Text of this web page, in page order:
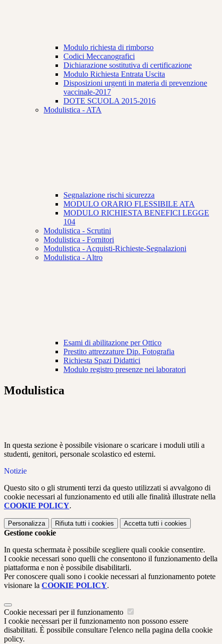
Modulo richiesta di rimborso
Codici Meccanografici
Dichiarazione sostitutiva di certificazione
Modulo Richiesta Entrata Uscita
Disposizioni urgenti in materia di prevenzione
vaccinale-2017
DOTE SCUOLA 2015-2016
Modulistica - ATA
Segnalazione rischi sicurezza
MODULO ORARIO FLESSIBILE ATA
MODULO RICHIESTA BENEFICI LEGGE
104
Modulistica - Scrutini
Modulistica - Fornitori
Modulistica - Acquisti-Richieste-Segnalazioni
Modulistica - Altro
Esami di abilitazione per Ottico
Prestito attrezzature Dip. Fotografia
Richiesta Spazi Didattici
Modulo registro presenze nei laboratori
Modulistica
In questa sezione è possibile visionare o scaricare i moduli utili a
studenti, genitori, personale scolastico ed esterni.
Notizie
Questo sito o gli strumenti terzi da questo utilizzati si avvalgono di
cookie necessari al funzionamento ed utili alle finalità illustrate nella
COOKIE POLICY.
Personalizza Rifiuta tutti i cookies Accetta tutti i cookies
Gestione cookie
In questa schermata è possibile scegliere quali cookie consentire.
I cookie necessari sono quelli che consentono il funzionamento della
piattaforma e non è possibile disabilitarli.
Per conoscere quali sono i cookie necessari al funzionamento potete
visionare la COOKIE POLICY.
Cookie necessari per il funzionamento
I cookie necessari per il funzionamento non possono essere
disabilitati. È possibile consultare l'elenco nella pagina della cookie
policy.